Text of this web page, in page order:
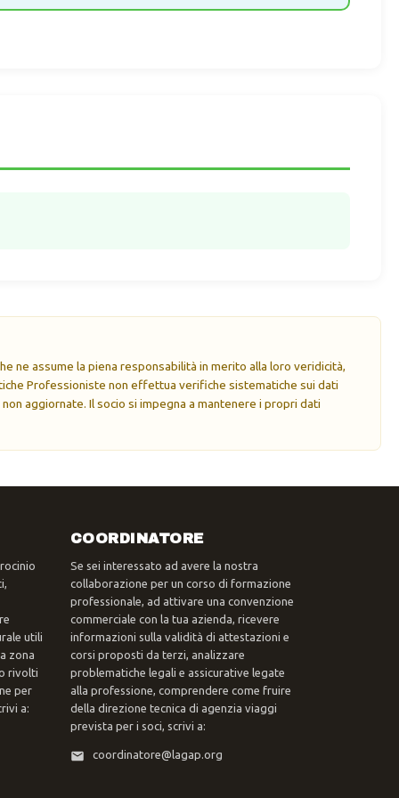
ne assume la piena responsabilità in merito alla loro veridicità,
Professioniste non effettua verifiche sistematiche sui dati
aggiornate. Il socio si impegna a mantenere i propri dati
utili
zona
rivolti
per
a:
COORDINATORE
Se sei interessato ad avere la nostra
collaborazione per un corso di formazione
professionale, ad attivare una convenzione
commerciale con la tua azienda, ricevere
informazioni sulla validità di attestazioni e
corsi proposti da terzi, analizzare
problematiche legali e assicurative legate
alla professione, comprendere come fruire
della direzione tecnica di agenzia viaggi
prevista per i soci, scrivi a:
coordinatore@lagap.org